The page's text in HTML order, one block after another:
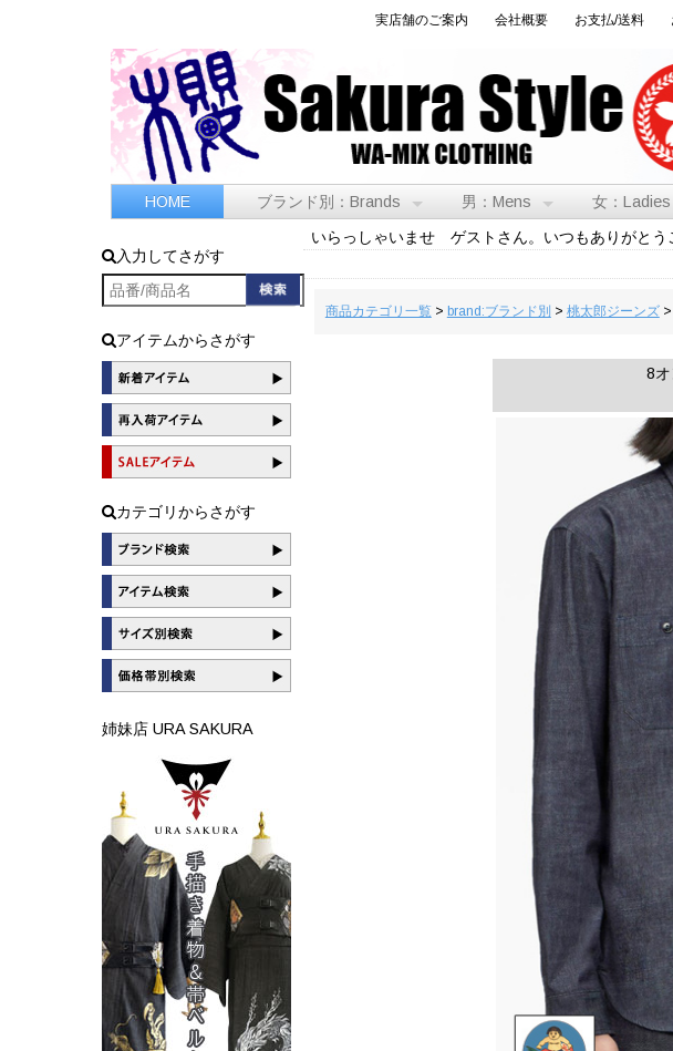
実店舗のご案内 会社概要 お支払/送料
HOME ブランド別：Brands 男：Mens 女：Ladies
入力してさがす
アイテムからさがす
カテゴリからさがす
姉妹店 URA SAKURA
いらっしゃいませ ゲストさん。いつもありがとう
商品カテゴリ一覧> brand:ブランド別 > 桃太郎ジーンズ>
8